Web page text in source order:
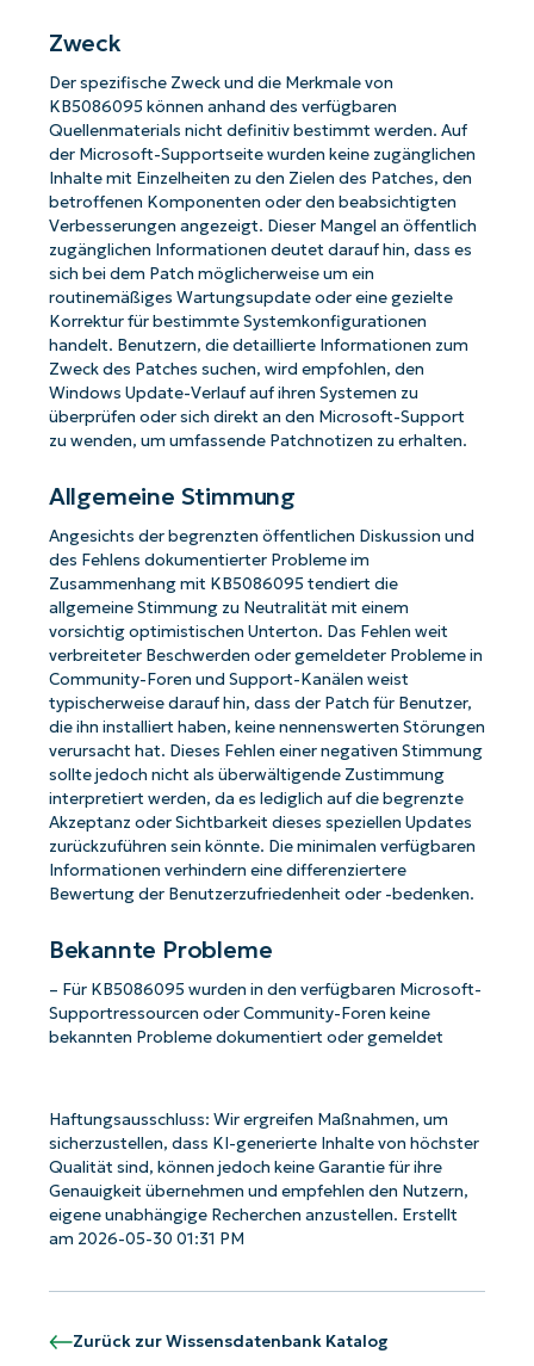
Zweck
Der spezifische Zweck und die Merkmale von
KB5086095 können anhand des verfügbaren
Quellenmaterials nicht definitiv bestimmt werden. Auf
der Microsoft-Supportseite wurden keine zugänglichen
Inhalte mit Einzelheiten zu den Zielen des Patches, den
betroffenen Komponenten oder den beabsichtigten
Verbesserungen angezeigt. Dieser Mangel an öffentlich
zugänglichen Informationen deutet darauf hin, dass es
sich bei dem Patch möglicherweise um ein
routinemäßiges Wartungsupdate oder eine gezielte
Korrektur für bestimmte Systemkonfigurationen
handelt. Benutzern, die detaillierte Informationen zum
Zweck des Patches suchen, wird empfohlen, den
Windows Update-Verlauf auf ihren Systemen zu
überprüfen oder sich direkt an den Microsoft-Support
zu wenden, um umfassende Patchnotizen zu erhalten.
Allgemeine Stimmung
Angesichts der begrenzten öffentlichen Diskussion und
des Fehlens dokumentierter Probleme im
Zusammenhang mit KB5086095 tendiert die
allgemeine Stimmung zu Neutralität mit einem
vorsichtig optimistischen Unterton. Das Fehlen weit
verbreiteter Beschwerden oder gemeldeter Probleme in
Community-Foren und Support-Kanälen weist
typischerweise darauf hin, dass der Patch für Benutzer,
die ihn installiert haben, keine nennenswerten Störungen
verursacht hat. Dieses Fehlen einer negativen Stimmung
sollte jedoch nicht als überwältigende Zustimmung
interpretiert werden, da es lediglich auf die begrenzte
Akzeptanz oder Sichtbarkeit dieses speziellen Updates
zurückzuführen sein könnte. Die minimalen verfügbaren
Informationen verhindern eine differenziertere
Bewertung der Benutzerzufriedenheit oder -bedenken.
Bekannte Probleme
– Für KB5086095 wurden in den verfügbaren Microsoft-
Supportressourcen oder Community-Foren keine
bekannten Probleme dokumentiert oder gemeldet
Haftungsausschluss: Wir ergreifen Maßnahmen, um
sicherzustellen, dass KI-generierte Inhalte von höchster
Qualität sind, können jedoch keine Garantie für ihre
Genauigkeit übernehmen und empfehlen den Nutzern,
eigene unabhängige Recherchen anzustellen. Erstellt
am 2026-05-30 01:31 PM
Zurück zur Wissensdatenbank Katalog